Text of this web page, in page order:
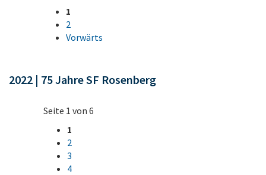
1
2
Vorwärts
2022 | 75 Jahre SF Rosenberg
Seite 1 von 6
1
2
3
4